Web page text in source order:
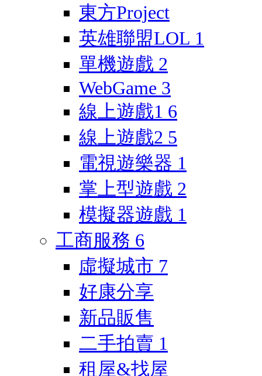
東方Project
英雄聯盟LOL 1
單機遊戲 2
WebGame 3
線上遊戲1 6
線上遊戲2 5
電視遊樂器 1
掌上型遊戲 2
模擬器遊戲 1
工商服務 6
虛擬城市 7
好康分享
新品販售
二手拍賣 1
租屋&找屋